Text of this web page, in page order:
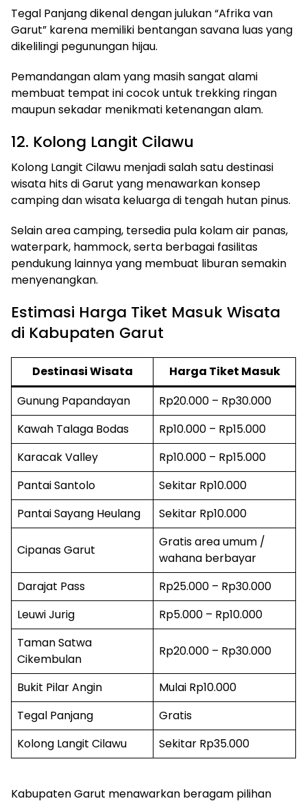
Tegal Panjang dikenal dengan julukan “Afrika van
Garut” karena memiliki bentangan savana luas yang
dikelilingi pegunungan hijau.
Pemandangan alam yang masih sangat alami
membuat tempat ini cocok untuk trekking ringan
maupun sekadar menikmati ketenangan alam.
12. Kolong Langit Cilawu
Kolong Langit Cilawu menjadi salah satu destinasi
wisata hits di Garut yang menawarkan konsep
camping dan wisata keluarga di tengah hutan pinus.
Selain area camping, tersedia pula kolam air panas,
waterpark, hammock, serta berbagai fasilitas
pendukung lainnya yang membuat liburan semakin
menyenangkan.
Estimasi Harga Tiket Masuk Wisata
di Kabupaten Garut
Destinasi Wisata
Harga Tiket Masuk
Gunung Papandayan
Rp20.000 – Rp30.000
Kawah Talaga Bodas
Rp10.000 – Rp15.000
Karacak Valley
Rp10.000 – Rp15.000
Pantai Santolo
Sekitar Rp10.000
Pantai Sayang Heulang
Sekitar Rp10.000
Cipanas Garut
Gratis area umum /
wahana berbayar
Darajat Pass
Rp25.000 – Rp30.000
Leuwi Jurig
Rp5.000 – Rp10.000
Taman Satwa
Cikembulan
Rp20.000 – Rp30.000
Bukit Pilar Angin
Mulai Rp10.000
Tegal Panjang
Gratis
Kolong Langit Cilawu
Sekitar Rp35.000
Kabupaten Garut menawarkan beragam pilihan